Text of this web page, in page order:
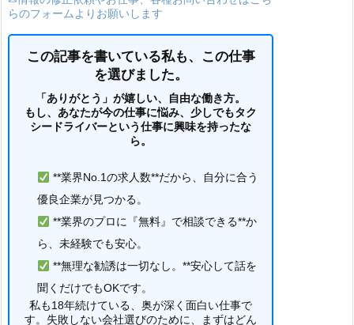
らのフォームよりお願いします
この記事を書いている私も、この仕事
を選びました。
「ありがとう」が嬉しい、自由な働き方。
もし、あなたが今の仕事に悩み、少しでもタク
シードライバーという仕事に興味を持ったな
ら。
**業界No.1の求人数**だから、自分に合う
優良企業が見つかる。
**業界のプロに『無料』で相談できる**か
ら、未経験でも安心。
**無理な勧誘は一切なし。**安心して話を
聞くだけでもOKです。
私も18年続けている、奥が深く面白い仕事で
す。失敗しない会社選びのために、まずはどん